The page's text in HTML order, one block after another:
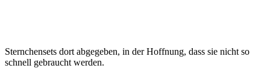
Sternchensets dort abgegeben, in der Hoffnung, dass sie nicht so
schnell gebraucht werden.